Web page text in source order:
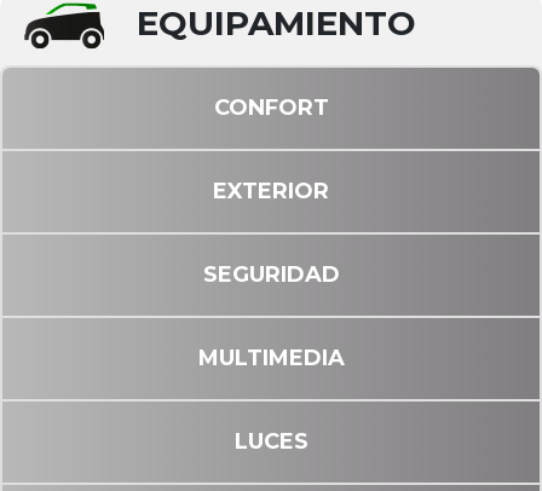
EQUIPAMIENTO
CONFORT
EXTERIOR
SEGURIDAD
MULTIMEDIA
LUCES